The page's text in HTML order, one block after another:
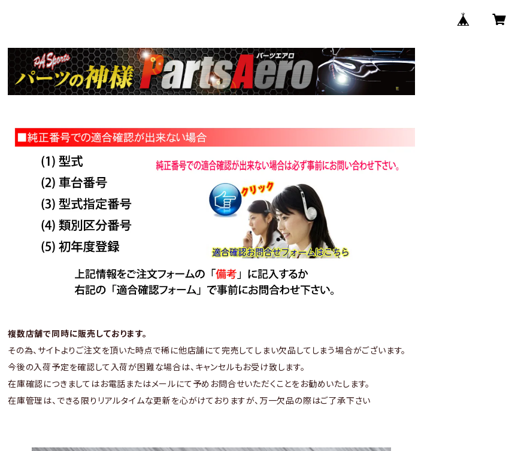
複数店舗で同時に販売しております。
その為、サイトよりご注文を頂いた時点で稀に他店舗にて完売してしまい欠品してしまう場合がございます。
今後の入荷予定を確認して入荷が困難な場合は、キャンセルもお受け致します。
在庫確認につきましてはお電話またはメールにて予めお問合せいただくことをお勧めいたします。
在庫管理は、できる限りリアルタイムな更新を心がけておりますが、万一欠品の際はご了承下さい